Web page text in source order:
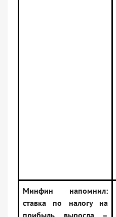
Минфин напомнил:
ставка по налогу на